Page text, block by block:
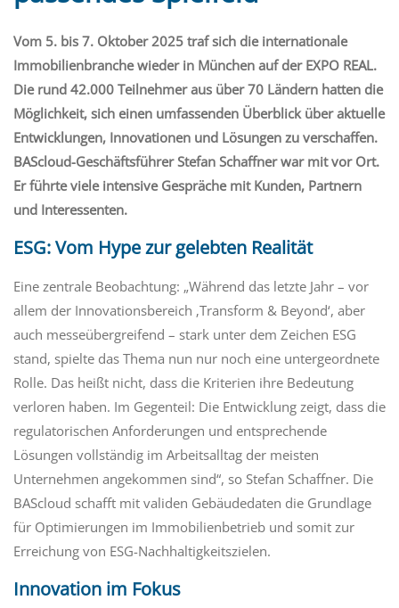
Vom 5. bis 7. Oktober 2025 trafsich die internationale
Immobilienbranche wieder in München auf der EXPO REAL.
Die rund 42.000 Teilnehmer aus über 70 Ländern hatten die
Möglichkeit, sich einen umfassenden Überblick überaktuelle
Entwicklungen, Innovationen und Lösungen zu verschaffen.
BAScloud-Geschäftsführer Stefan Schaffner war mit vor Ort.
Erführte viele intensive Gespräche mit Kunden, Partnern
und Interessenten.
ESG:Vom Hype zur gelebten Realität
Eine zentrale Beobachtung: „Während das letzte Jahr – vor
allem der Innovationsbereich ‚Transform & Beyond‘, aber
auch messeübergreifend – stark unter dem Zeichen ESG
stand, spielte das Thema nun nur noch eine untergeordnete
Rolle. Das heißt nicht, dass die Kriterien ihre Bedeutung
verloren haben. Im Gegenteil: Die Entwicklung zeigt, dass die
regulatorischen Anforderungen und entsprechende
Lösungen vollständig im Arbeitsalltag der meisten
Unternehmen angekommen sind“, so Stefan Schaffner. Die
BAScloud schafft mit validen Gebäudedaten die Grundlage
für Optimierungen im Immobilienbetrieb und somit zur
Erreichung von ESG-Nachhaltigkeitszielen.
Innovation im Fokus